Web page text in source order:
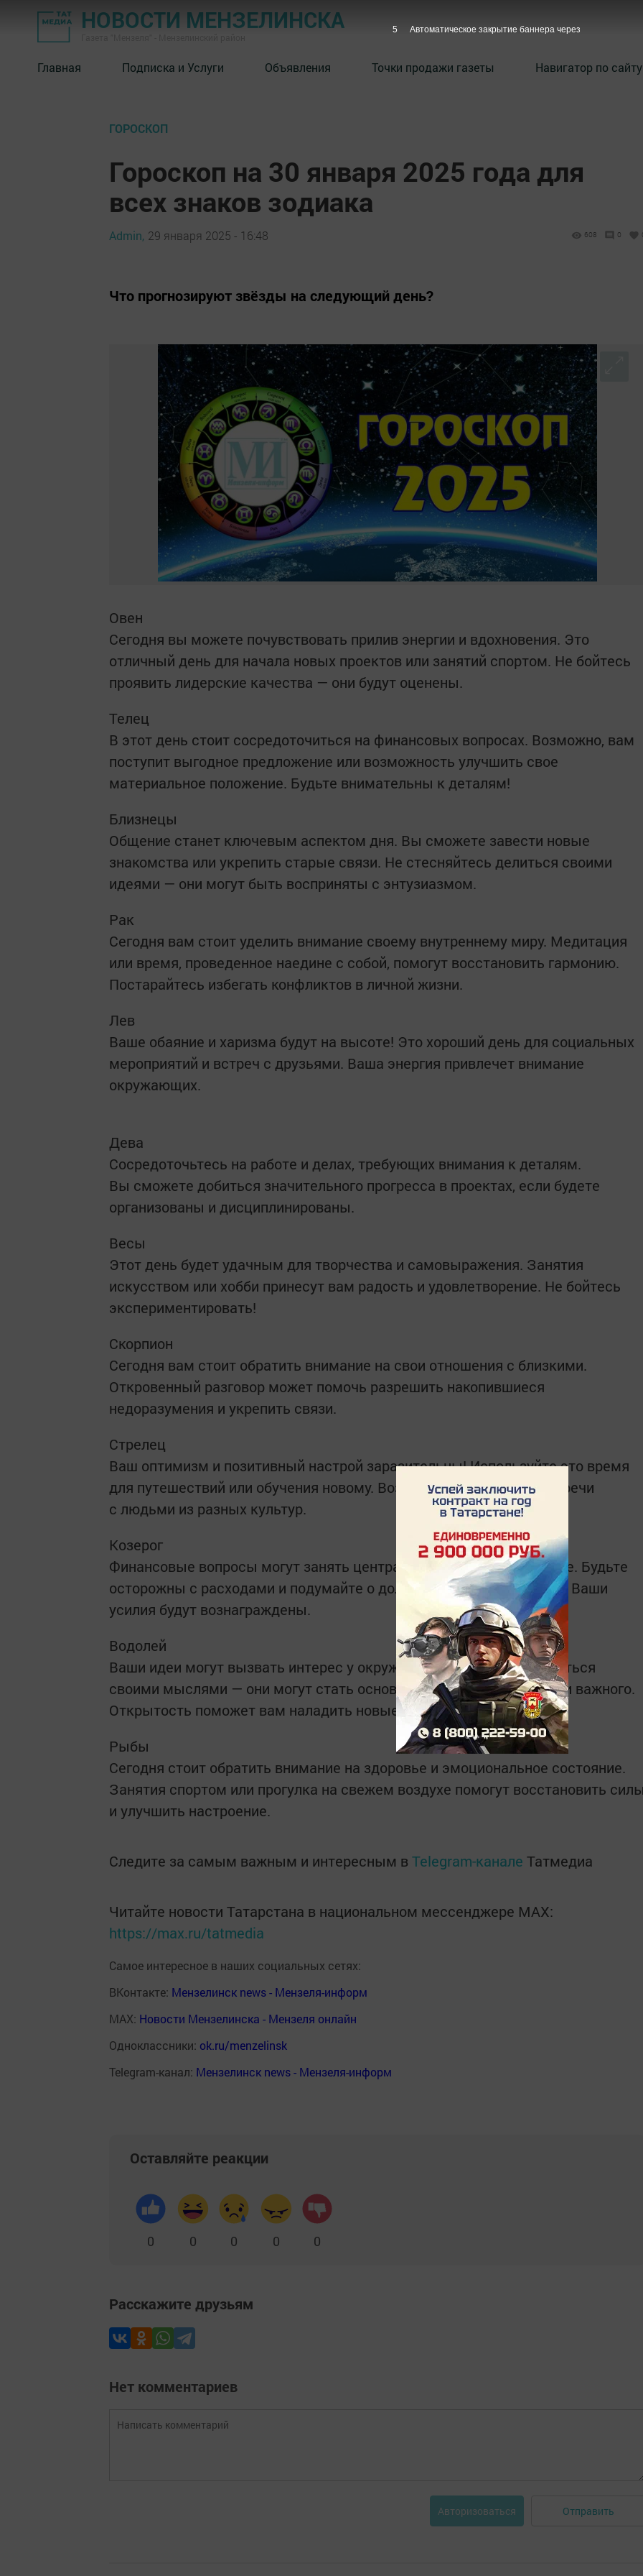
НОВОСТИ МЕНЗЕЛИНСКА
Главная Подписка и Услуги Объявления Точки продажи газеты Навигатор по сайту
ГОРОСКОП
Гороскоп на 30 января 2025 года для
всех знаков зодиака
Admin, 29 января 2025 - 16:48 608 0
Что прогнозируют звёзды на следующий день?
Овен
Сегодня вы можете почувствовать прилив энергии и вдохновения. Это
отличный день для начала новых проектов или занятий спортом. Не бойтесь
проявить лидерские качества — они будут оценены.
Телец
В этот день стоит сосредоточиться на финансовых вопросах. Возможно, вам
поступит выгодное предложение или возможность улучшить свое
материальное положение. Будьте внимательны к деталям!
Близнецы
Общение станет ключевым аспектом дня. Вы сможете завести новые
знакомства или укрепить старые связи. Не стесняйтесь делиться своими
идеями — они могут быть восприняты с энтузиазмом.
Рак
Сегодня вам стоит уделить внимание своему внутреннему миру. Медитация
или время, проведенное наедине с собой, помогут восстановить гармонию.
Постарайтесь избегать конфликтов в личной жизни.
Лев
Ваше обаяние и харизма будут на высоте! Это хороший день для социальных
мероприятий и встреч с друзьями. Ваша энергия привлечет внимание
окружающих.
Дева
Сосредоточьтесь на работе и делах, требующих внимания к деталям.
Вы сможете добиться значительного прогресса в проектах, если будете
организованы и дисциплинированы.
Весы
Этот день будет удачным для творчества и самовыражения. Занятия
искусством или хобби принесут вам радость и удовлетворение. Не бойтесь
экспериментировать!
Скорпион
Сегодня вам стоит обратить внимание на свои отношения с близкими.
Откровенный разговор может помочь разрешить накопившиеся
недоразумения и укрепить связи.
Стрелец
Ваш оптимизм и позитивный настрой заразительны! Используйте это время
для путешествий или обучения новому. Возможны интересные встречи
с людьми из разных культур.
Козерог
Финансовые вопросы могут занять центральное место в вашем дне. Будьте
осторожны с расходами и подумайте о долгосрочных инвестициях. Ваши
усилия будут вознаграждены.
Водолей
Ваши идеи могут вызвать интерес у окружающих. Не бойтесь делиться
своими мыслями — они могут стать основой для чего-то большого и важного.
Открытость поможет вам наладить новые связи.
Рыбы
Сегодня стоит обратить внимание на здоровье и эмоциональное состояние.
Занятия спортом или прогулка на свежем воздухе помогут восстановить
и улучшить настроение.
Следите за самым важным и интересным в Telegram-канале Татмедиа
Читайте новости Татарстана в национальном мессенджере MАХ:
https://max.ru/tatmedia
Самое интересное в наших социальных сетях:
ВКонтакте: Мензелинск news - Мензеля-информ
MAX: Новости Мензелинска - Мензеля онлайн
Одноклассники: ok.ru/menzelinsk
Telegram-канал: Мензелинск news - Мензеля-информ
Оставляйте реакции
0 0 0 0 0
Расскажите друзьям
Нет комментариев
Авторизоваться Отправить
4 Автоматическое закрытие баннера через